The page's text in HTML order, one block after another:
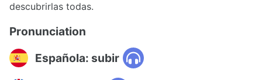
descubrirlas todas.
Pronunciation
Española: subir